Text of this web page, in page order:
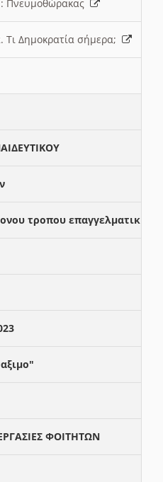
Πνευμοθώρακας
Δημοκρατία σήμερα;
τροπου επαγγελματικης
ΦΟΙΤΗΤΩΝ